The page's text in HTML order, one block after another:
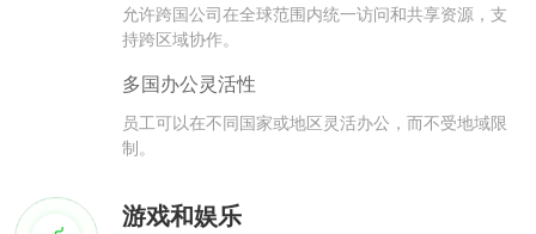
允许跨国公司在全球范围内统一访问和共享资源，支
持跨区域协作。
多国办公灵活性
员工可以在不同国家或地区灵活办公，而不受地域限
制。
游戏和娱乐